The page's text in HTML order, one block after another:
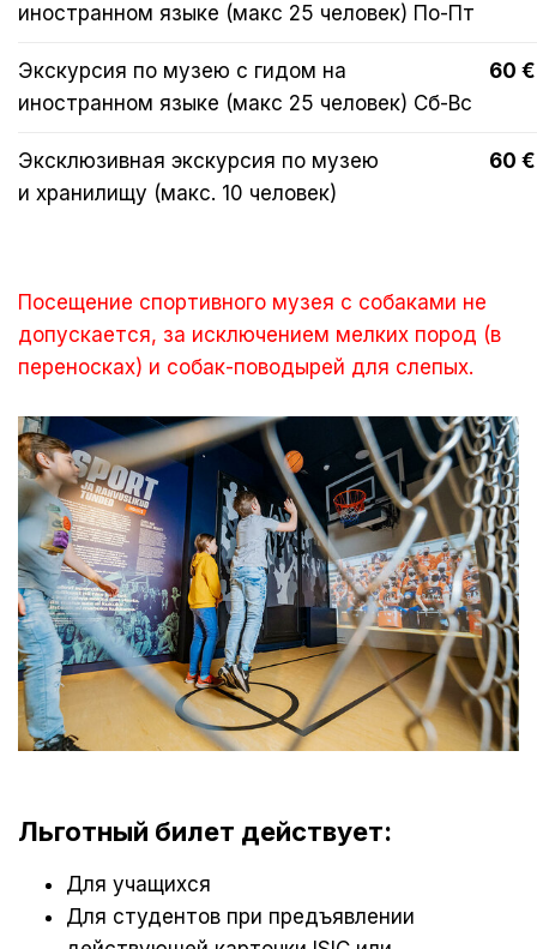
иностранном языке (макс 25 человек) По-Пт
Экскурсия по музею с гидом на
иностранном языке (макс 25 человек) Сб-Вc
60 €
Эксклюзивная экскурсия по музею
и хранилищу (макс. 10 человек)
60 €
Посещение спортивного музея с собаками не
допускается, за исключением мелких пород (в
переносках) и собак-поводырей для слепых.
Льготный билет действует:
Для учащихся
Для студентов при предъявлении